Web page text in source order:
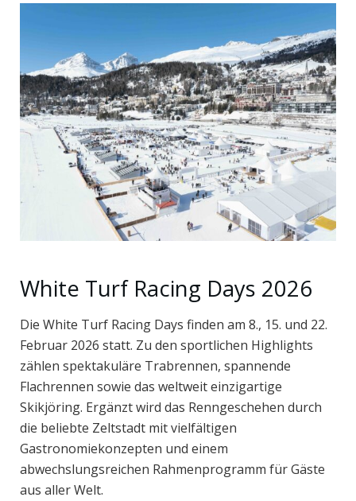
White Turf Racing Days 2026
Die White Turf Racing Days finden am 8., 15. und 22.
Februar 2026 statt. Zu den sportlichen Highlights
zählen spektakuläre Trabrennen, spannende
Flachrennen sowie das weltweit einzigartige
Skikjöring. Ergänzt wird das Renngeschehen durch
die beliebte Zeltstadt mit vielfältigen
Gastronomiekonzepten und einem
abwechslungsreichen Rahmenprogramm für Gäste
aus aller Welt.